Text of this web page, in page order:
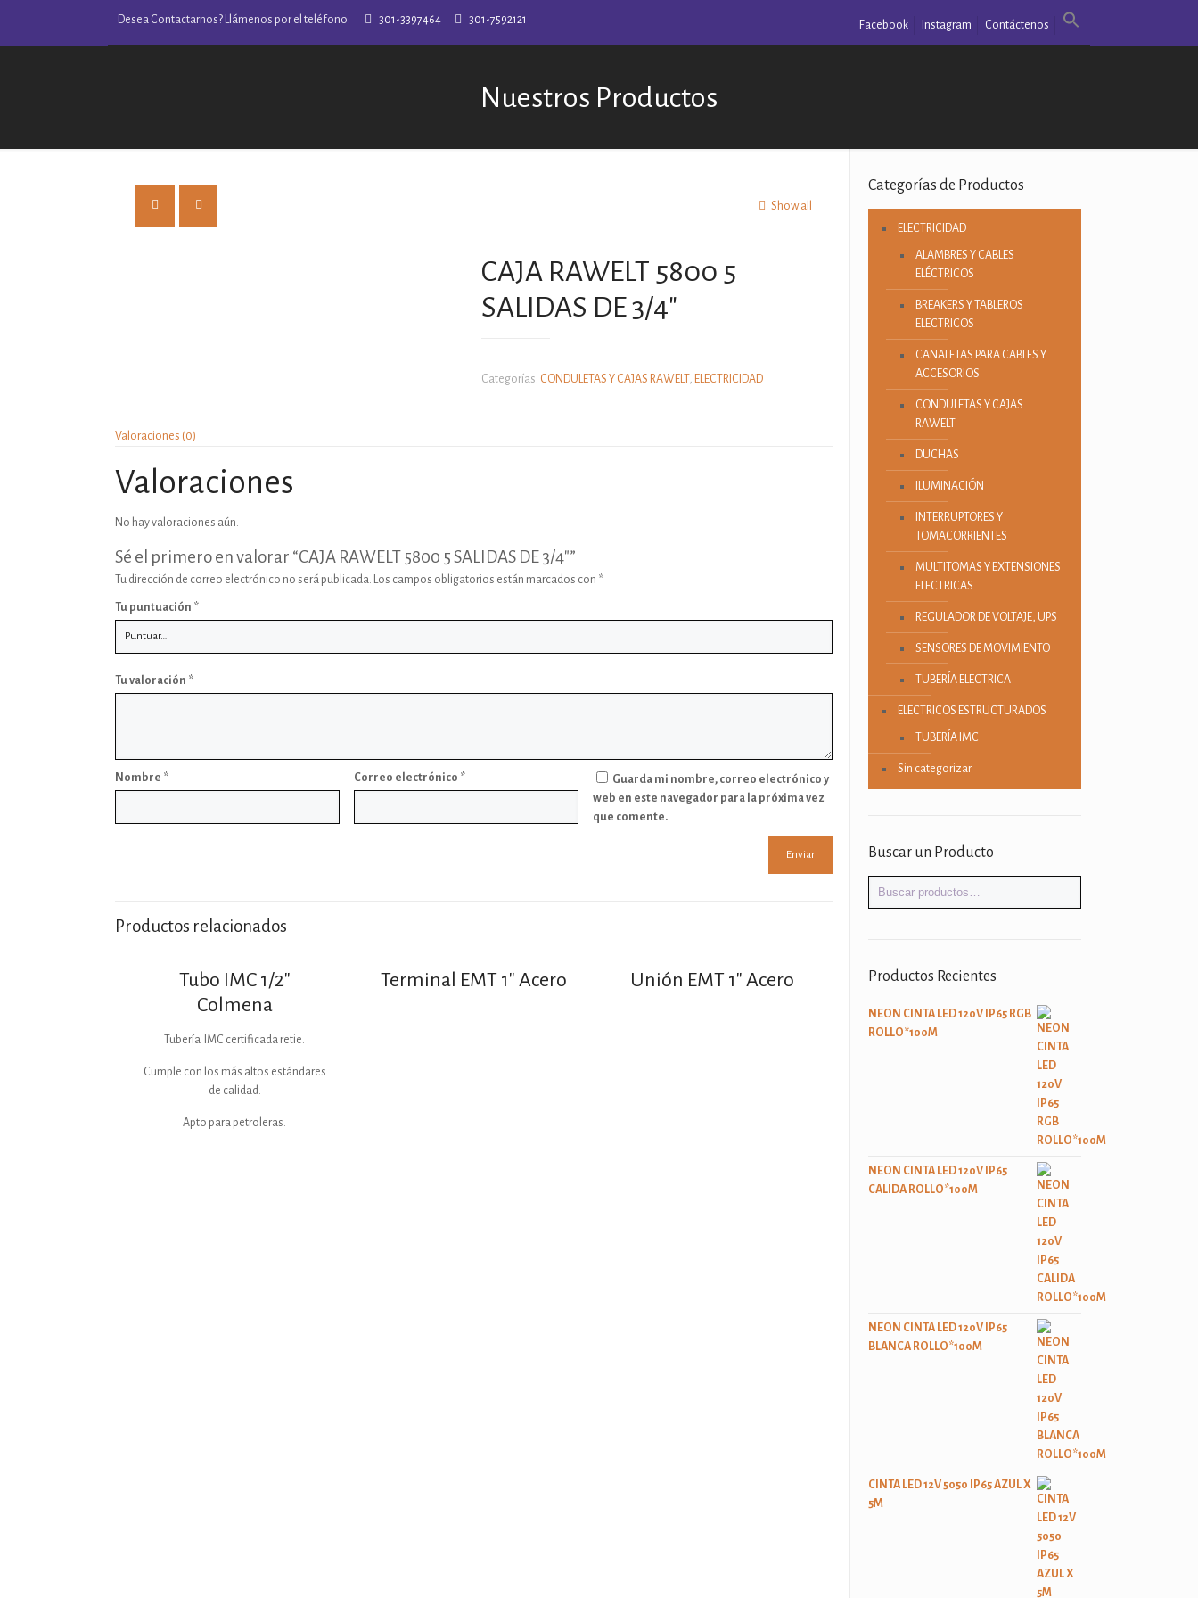
Desea Contactarnos? Llámenos por el teléfono: 301-3397464 301-7592121 Facebook Instagram Contáctenos
Nuestros Productos
Show all
CAJA RAWELT 5800 5
SALIDAS DE 3/4″
Categorías: CONDULETAS Y CAJAS RAWELT , ELECTRICIDAD
Valoraciones (0)
Valoraciones
No hay valoraciones aún.
Sé el primero en valorar “CAJA RAWELT 5800 5 SALIDAS DE 3/4″”
Tu dirección de correo electrónico no será publicada. Los campos obligatorios están marcados con *
Tu puntuación *
Tu valoración *
Nombre * Correo electrónico *
Guarda mi nombre, correo electrónico y
web en este navegador para la próxima vez
que comente.
Productos relacionados
Tubo IMC 1/2″
Colmena
Tubería IMC certificada retie.
Cumple con los más altos estándares
de calidad.
Apto para petroleras.
Terminal EMT 1″ Acero Unión EMT 1″ Acero
Categorías de Productos
ELECTRICIDAD
ALAMBRES Y CABLES
ELÉCTRICOS
BREAKERS Y TABLEROS
ELECTRICOS
CANALETAS PARA CABLES Y
ACCESORIOS
CONDULETAS Y CAJAS
RAWELT
DUCHAS
ILUMINACIÓN
INTERRUPTORES Y
TOMACORRIENTES
MULTITOMAS Y EXTENSIONES
ELECTRICAS
REGULADOR DE VOLTAJE, UPS
SENSORES DE MOVIMIENTO
TUBERÍA ELECTRICA
ELECTRICOS ESTRUCTURADOS
TUBERÍA IMC
Sin categorizar
Buscar un Producto
Productos Recientes
NEON CINTA LED 120V IP65 RGB
ROLLO*100M
NEON CINTA LED 120V IP65
CALIDA ROLLO*100M
NEON CINTA LED 120V IP65
BLANCA ROLLO*100M
CINTA LED 12V 5050 IP65 AZUL X
5M